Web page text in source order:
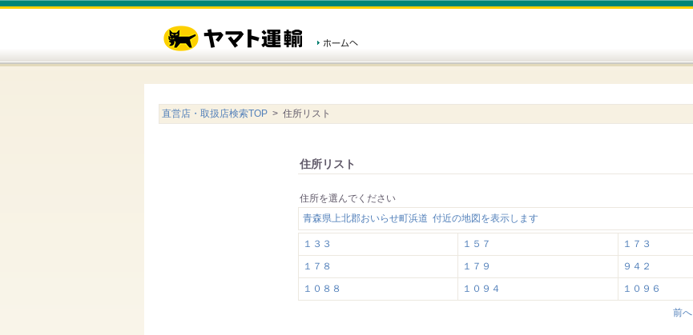
直営店・取扱店検索TOP > 住所リスト
住所リスト
住所を選んでください
青森県上北郡おいらせ町浜道 付近の地図を表示します
１３３ １５７
１７３
１７８
１７９
９４２
１０８８
１０９４ １０９６
前へ